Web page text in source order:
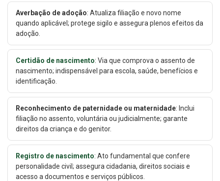
Averbação de adoção: Atualiza filiação e novo nome
quando aplicável; protege sigilo e assegura plenos efeitos da
adoção.
Certidão de nascimento: Via que comprova o assento de
nascimento; indispensável para escola, saúde, benefícios e
identificação.
Reconhecimento de paternidade ou maternidade: Inclui
filiação no assento, voluntária ou judicialmente; garante
direitos da criança e do genitor.
Registro de nascimento: Ato fundamental que confere
personalidade civil; assegura cidadania, direitos sociais e
acesso a documentos e serviços públicos.